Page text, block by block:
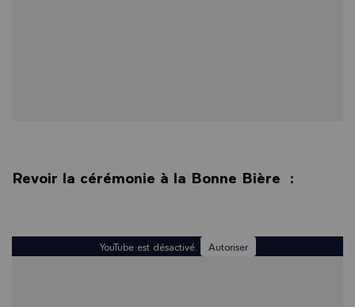
Revoir la cérémonie à la Bonne Bière :
YouTube est désactivé. Autoriser